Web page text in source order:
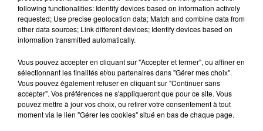
consultées, la date et l'heure de la consultation, etc.). Ces
informations sont lisibles lors de prochaines visites sur le
site mais ne permettent pas d’identifier l’utilisateur.
autorise TOP Music à y procéder. En tout état de cause TOP
Music s'engage à ne jamais communiquer le contenu de ces
« Cookies » à des tierces personnes, sauf en cas de
réquisition légale.
following functionalities: Identify devices based on information actively
requested; Use precise geolocation data; Match and combine data from
other data sources; Link different devices; Identify devices based on
information transmitted automatically.
Vous pouvez accepter en cliquant sur "Accepter et fermer", ou affiner en
sélectionnant les finalités et/ou partenaires dans "Gérer mes choix".
Vous pouvez également refuser en cliquant sur "Continuer sans
accepter". Vos préférences ne s'appliqueront que pour ce site. Vous
pouvez mettre à jour vos choix, ou retirer votre consentement à tout
moment via le lien "Gérer les cookies" situé en bas de chaque page.